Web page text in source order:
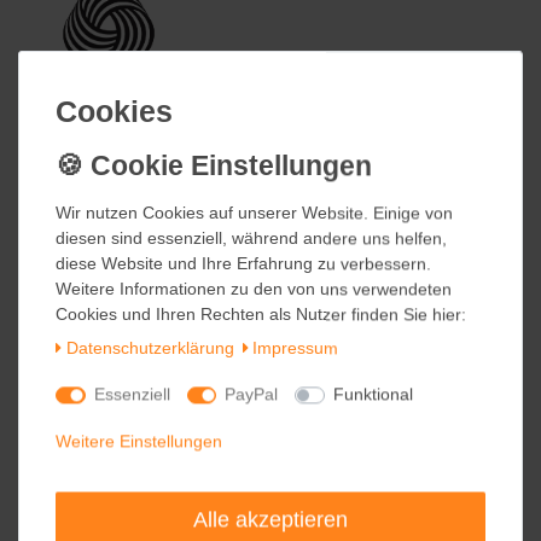
Cookies
Wir nutzen Cookies auf unserer Website. Einige von
diesen sind essenziell, während andere uns helfen,
diese Website und Ihre Erfahrung zu verbessern.
Weitere Informationen zu den von uns verwendeten
Cookies und Ihren Rechten als Nutzer finden Sie hier:
Daten­schutz­erklärung
Impressum
Essenziell PayPal Funktional
Weitere Einstellungen
Alle akzeptieren
Cookies
Wir nutzen Cookies auf unserer Website. Einige von
diesen sind essenziell, während andere uns helfen,
diese Website und Ihre Erfahrung zu verbessern.
Weitere Informationen zu den von uns verwendeten
Cookies und Ihren Rechten als Nutzer finden Sie hier:
Daten­schutz­erklärung
Impressum
Essenziell PayPal Funktional
Weitere Einstellungen
Alle akzeptieren